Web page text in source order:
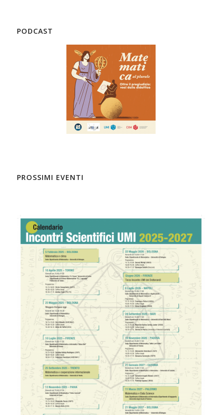
PODCAST
PROSSIMI EVENTI